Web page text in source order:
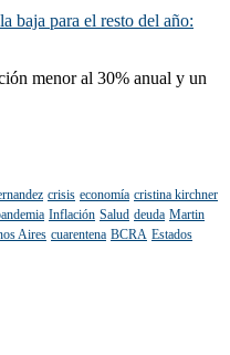
baja para el resto del año:
menor al 30% anual y un
crisis economía cristina kirchner
Inflación Salud deuda Martin
Aires cuarentena BCRA Estados